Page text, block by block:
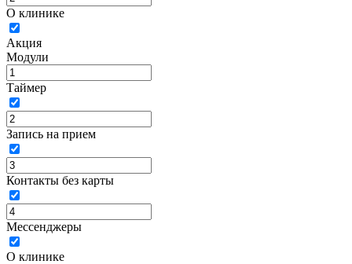
О клинике
Акция
Модули
Таймер
Запись на прием
Контакты без карты
Мессенджеры
О клинике